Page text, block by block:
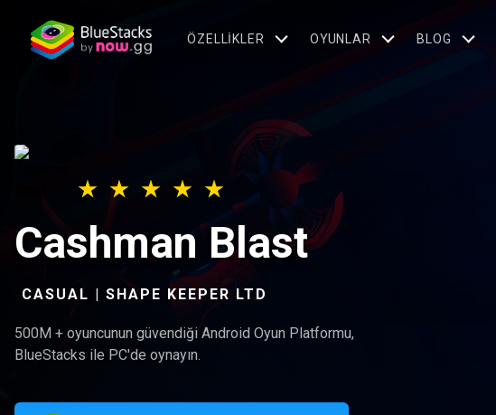
ÖZELLIKLER OYUNLAR BLOG
Cashman Blast
CASUAL | SHAPE KEEPER LTD
500M + oyuncunun güvendiği Android Oyun Platformu,
BlueStacks ile PC'de oynayın.